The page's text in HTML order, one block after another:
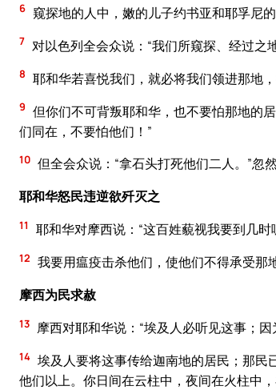
6 窥探地的人中，嫩的儿子约书亚和耶孚尼
7 对以色列全会众说：“我们所窥探、经过之
8 耶和华若喜悦我们，就必将我们领进那地
9 但你们不可背叛耶和华，也不要怕那地的
们同在，不要怕他们！”
10 但全会众说：“拿石头打死他们二人。”忽
耶和华怒民违逆欲歼灭之
11 耶和华对摩西说：“这百姓藐视我要到几
12 我要用瘟疫击杀他们，使他们不得承受那
摩西为民求赦
13 摩西对耶和华说：“埃及人必听见这事；
14 埃及人要将这事传给迦南地的居民；那
他们以上。你日间在云柱中，夜间在火柱中，